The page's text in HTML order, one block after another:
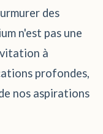
des
n'est pas une
à
profondes,
nos aspirations